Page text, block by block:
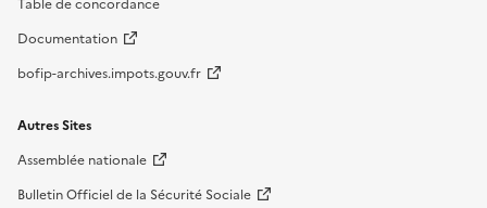
Table de concordance
Documentation
bofip-archives.impots.gouv.fr
Autres Sites
Assemblée nationale
Bulletin Officiel de la Sécurité Sociale